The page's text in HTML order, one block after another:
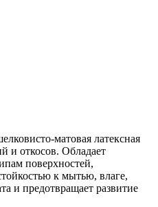
матовая латексная
и откосов. Обладает
поверхностей,
к мытью, влаге,
и предотвращает развитие